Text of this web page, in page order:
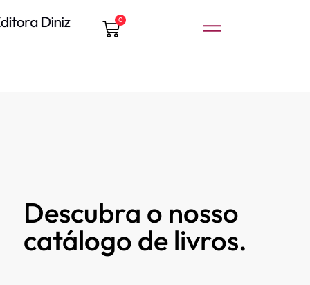
0
Descubra o nosso
catálogo de livros.